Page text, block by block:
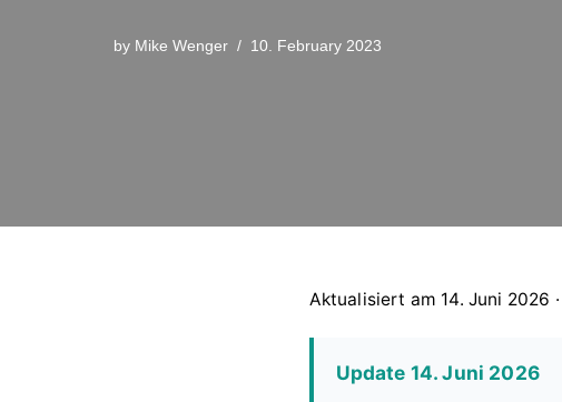
by Mike Wenger 10. February 2023
Aktualisiert am 14. Juni 2026
Update 14. Juni 2026